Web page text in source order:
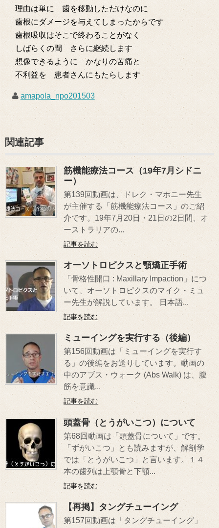
理由は単に 歯を移動しただけなのに
歯根にダメージを与えてしまったからです
歯根吸収はそこで終わることがなく
しばらくの間 さらに継続します
想像できるように かなりの苦痛と
不利益を 患者さんにもたらします
amapola_npo201503
関連記事
筋機能療法コース（19年7月シドニ
ー）
第139回動画は、ドレク・マホニー先生
が主催する「筋機能療法コース」のご紹
介です。19年7月20日・21日の2日間、オ
ーストラリアの...
記事を読む
オーソトロピクスと顎矯正手術
「骨格性開口 : Maxillary Impaction」につ
いて、オーソトロピクスのマイク・ミュ
ー先生が解説しています。 日本語...
記事を読む
ミューイングを実行する（後編）
第156回動画は「ミューイングを実行す
る」の後編をお送りしています。動画の
中のアブス・ウォーク (Abs Walk) は、腹
筋を意識...
記事を読む
頭蓋骨（とうがいこつ）について
第68回動画は「頭蓋骨について」です。
「ずがいこつ」とも読みますが、解剖学
では「とうがいこつ」と言います。１４
本の歯列は上顎骨と下顎...
記事を読む
【再掲】タングチューイング
第157回動画は「タングチューイング」